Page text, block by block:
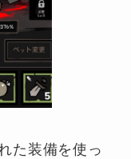
た装備を使っ